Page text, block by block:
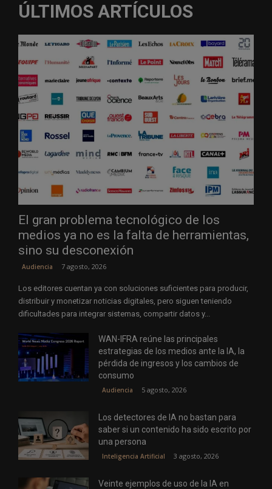
ÚLTIMOS ARTÍCULOS
El gran problema tecnológico de los
medios ya no es la falta de herramientas,
sino su desconexión
Audiencia 7 agosto, 2026
Los editores cuentan ya con soluciones suficientes para producir,
distribuir y monetizar noticias digitales, pero siguen teniendo
dificultades para integrar sistemas, compartir datos y...
WAN-IFRA reúne las principales
estrategias de los medios ante la IA, la
pérdida de ingresos y los cambios de
consumo
Audiencia 5 agosto, 2026
Los detectores de IA no bastan para
saber si un contenido ha sido escrito por
una persona
Inteligencia Artificial 3 agosto, 2026
Veinte ejemplos de uso de la IA en